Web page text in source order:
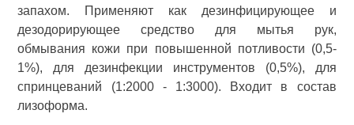
запахом. Применяют как дезинфицирующее и
дезодорирующее средство для мытья рук,
обмывания кожи при повышенной потливости (0,5-
1%), для дезинфекции инструментов (0,5%), для
спринцеваний (1:2000 - 1:3000). Входит в состав
лизоформа.